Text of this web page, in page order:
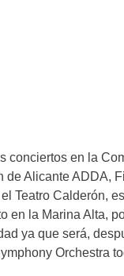
conciertos en la
Alicante ADDA,
Teatro Calderón,
en la Marina Alta,
ya que será,
Orchestra